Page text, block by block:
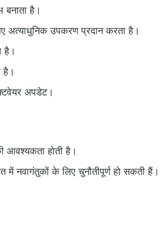
बनाता है।
अत्याधुनिक उपकरण प्रदान करता है।
है।
है।
अपडेट।
आवश्यकता होती है।
नवागंतुकों के लिए चुनौतीपूर्ण हो सकती हैं।